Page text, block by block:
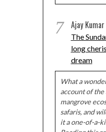
7 Ajay
The
long
dream
What a
account of the
mangrove
safaris, and
it a one-of-a-